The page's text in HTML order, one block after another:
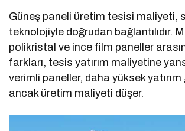
Güneş paneli üretim tesisi maliyeti,
teknolojiyle doğrudan bağlantılıdır.
polikristal ve ince film paneller
farkları, tesis yatırım maliyetine
verimli paneller, daha yüksek
ancak üretim maliyeti düşer.